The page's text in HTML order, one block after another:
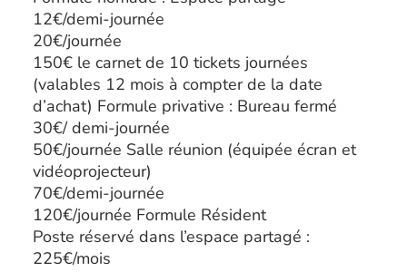
12€/demi-journée
20€/journée
150€ le carnet de 10 tickets journées
(valables 12 mois à compter de la date
d’achat) Formule privative : Bureau fermé
30€/ demi-journée
50€/journée Salle réunion (équipée écran et
vidéoprojecteur)
70€/demi-journée
120€/journée Formule Résident
Poste réservé dans l’espace partagé :
225€/mois